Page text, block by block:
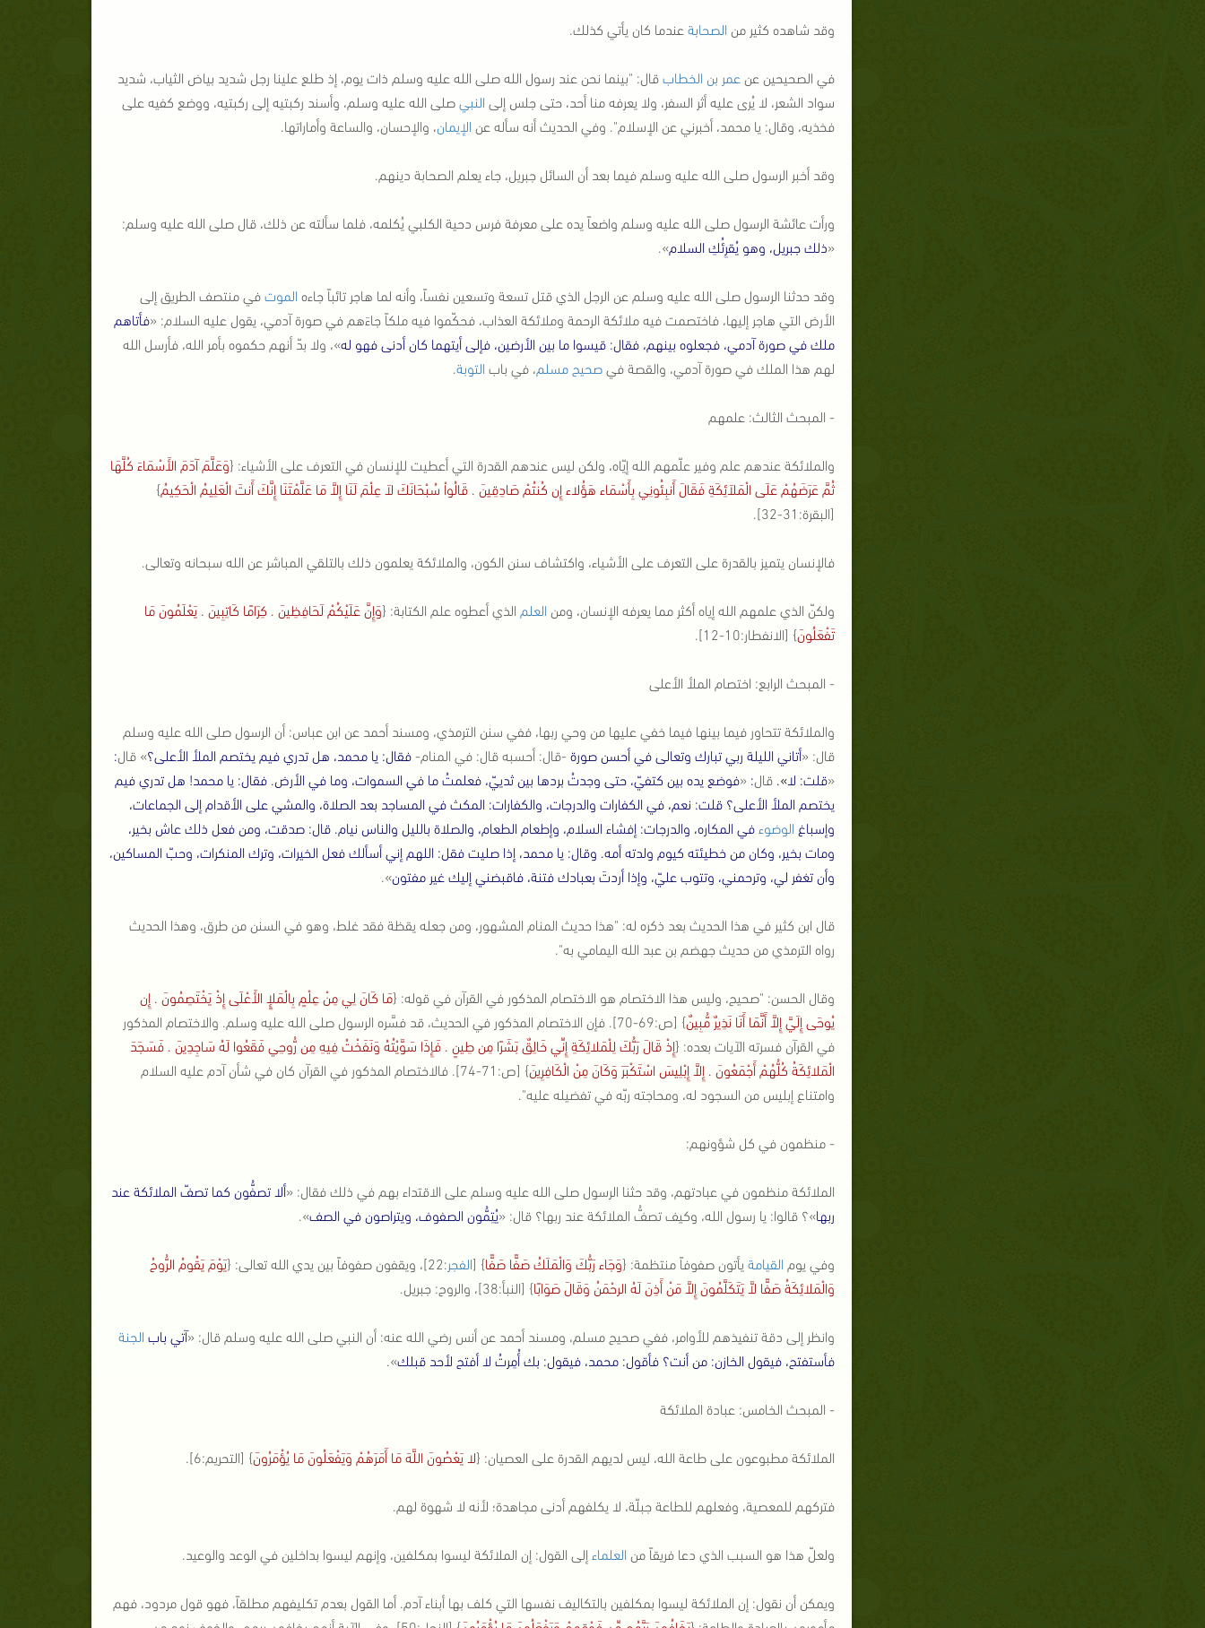
وقد شاهده كثير من الصحابة عندما كان يأتي كذلك.
في الصحيحين عن عمر بن الخطابقال: "بينما نحن عند رسول الله صلى الله عليه وسلم ذات يوم، إذ طلع علينا رجل شديد بياض الثياب، شديد
سواد الشعر، لا يُرى عليه أثر السفر، ولا يعرفه منا أحد، حتى جلس إلى النبيصلى الله عليه وسلم، وأسند ركبتيه إلى ركبتيه، ووضع كفيه على
فخذيه، وقال: يا محمد، أخبرني عن الإسلام". وفي الحديث أنه سأله عن الإيمان، والإحسان، والساعة وأماراتها.
وقد أخبر الرسول صلى الله عليه وسلم فيما بعد أن السائل جبريل، جاء يعلم الصحابة دينهم.
ورأت عائشة الرسول صلى الله عليه وسلم واضعاً يده على معرفة فرس دحية الكلبي يُكلمه، فلما سألته عن ذلك، قال صلى الله عليه وسلم:
«ذلك جبريل، وهو يُقرِئُكِ السلام».
وقد حدثنا الرسول صلى الله عليه وسلم عن الرجل الذي قتل تسعة وتسعين نفساً، وأنه لما هاجر تائباً جاءه الموتفي منتصف الطريق إلى
الأرض التي هاجر إليها، فاختصمت فيه ملائكة الرحمة وملائكة العذاب، فحكّموا فيه ملكاً جاءَهم في صورة آدمي، يقول عليه السلام: «فأتاهم
ملك في صورة آدمي، فجعلوه بينهم، فقال: قيسوا ما بين الأرضين، فإلى أيتهما كان أدنى فهو له»، ولا بدّ أنهم حكموه بأمر الله، فأرسل الله
لهم هذا الملك في صورة آدمي، والقصة فيصحيح مسلم، في باب التوبة.
- المبحث الثالث: علمهم
والملائكة عندهم علم وفير علّمهم الله إيّاه، ولكن ليس عندهم القدرة التي أعطيت للإنسان في التعرف على الأشياء: {وَعَلَّمَ آدَمَ الأَسْمَاءَ كُلَّهَا
ثُمَّ عَرَضَهُمْ عَلَى الْمَلاَئِكَةِ فَقَالَ أَنبِئُونِي بِأَسْمَاء هَؤُلاء إِن كُنتُمْ صَادِقِينَ . قَالُواْ سُبْحَانَكَ لاَ عِلْمَ لَنَا إِلاَّ مَا عَلَّمْتَنَا إِنَّكَ أَنتَ الْعَلِيمُ الْحَكِيمُ}
[البقرة:31-32].
فالإنسان يتميز بالقدرة على التعرف على الأشياء، واكتشاف سنن الكون، والملائكة يعلمون ذلك بالتلقي المباشر عن الله سبحانه وتعالى.
ولكنّ الذي علمهم الله إياه أكثر مما يعرفه الإنسان، ومن العلم الذي أعطوه علم الكتابة: {وَإِنَّ عَلَيْكُمْ لَحَافِظِينَ . كِرَامًا كَاتِبِينَ . يَعْلَمُونَ مَا
تَفْعَلُونَ} [الانفطار:10-12].
- المبحث الرابع: اختصام الملأ الأعلى
والملائكة تتحاور فيما بينها فيما خفي عليها من وحي ربها، ففي سنن الترمذي، ومسند أحمد عن ابن عباس: أن الرسول صلى الله عليه وسلم
قال: «أتاني الليلة ربي تبارك وتعالى في أحسن صورة -قال: أحسبه قال: في المنام- فقال: يا محمد، هل تدري فيم يختصم الملأ الأعلى؟» قال:
«قلت: لا»
. قال:
«فوضع يده بين كتفيّ، حتى وجدتُ بردها بين ثدييّ، فعلمتُ ما في السموات، وما في الأرض. فقال: يا محمد! هل تدري فيم
يختصم الملأ الأعلى؟ قلت: نعم، في الكفارات والدرجات، والكفارات: المكث في المساجد بعد الصلاة، والمشي على الأقدام إلى الجماعات،
وإسباغ الوضوء في المكاره، والدرجات: إفشاء السلام، وإطعام الطعام، والصلاة بالليل والناس نيام. قال: صدقت، ومن فعل ذلك عاش بخير،
ومات بخير، وكان من خطيئته كيوم ولدته أمه. وقال: يا محمد، إذا صليت فقل: اللهم إني أسألك فعل الخيرات، وترك المنكرات، وحبّ المساكين،
وأن تغفر لي، وترحمني، وتتوب عليّ، وإذا أردتَ بعبادك فتنة، فاقبضني إليك غير مفتون».
قال ابن كثير في هذا الحديث بعد ذكره له: "هذا حديث المنام المشهور، ومن جعله يقظة فقد غلط، وهو في السنن من طرق، وهذا الحديث
رواه الترمذي من حديث جهضم بن عبد الله اليمامي به".
وقال الحسن: "صحيح، وليس هذا الاختصام هو الاختصام المذكور في القرآن في قوله: {مَا كَانَ لِي مِنْ عِلْمٍ بِالْمَلإٍ الأَعْلَى إِذْ يَخْتَصِمُونَ . إِن
يُوحَى إِلَيَّ إِلاَّ أَنَّمَا أَنَا نَذِيرٌ مُّبِينٌ
} [ص:69-70]. فإن الاختصام المذكور في الحديث، قد فسَّره الرسول صلى الله عليه وسلم. والاختصام المذكور
في القرآن فسرته الآيات بعده: {إِذْ قَالَ رَبُّكَ لِلْمَلائِكَةِ إِنِّي خَالِقٌ بَشَرًا مِن طِينٍ . فَإِذَا سَوَّيْتُهُ وَنَفَخْتُ فِيهِ مِن رُّوحِي فَقَعُوا لَهُ سَاجِدِينَ . فَسَجَدَ
الْمَلائِكَةُ كُلُّهُمْ أَجْمَعُونَ . إِلاَّ إِبْلِيسَ اسْتَكْبَرَ وَكَانَ مِنْ الْكَافِرِينَ
} [ص:71-74]. فالاختصام المذكور في القرآن كان في شأن آدم عليه السلام
وامتناع إبليس من السجود له، ومحاجته ربّه في تفضيله عليه".
- منظمون في كل شؤونهم:
الملائكة منظمون في عبادتهم، وقد حثنا الرسول صلى الله عليه وسلم على الاقتداء بهم في ذلك فقال: «ألا تصفُّون كما تصفّ الملائكة عند
ربها»؟ قالوا: يا رسول الله، وكيف تصفُّ الملائكة عند ربها؟ قال: «يُتِمُّون الصفوف، ويتراصون في الصف».
وفي يوم القيامة يأتون صفوفاً منتظمة: {وَجَاء رَبُّكَ وَالْمَلَكُ صَفًّا صَفًّا} [الفجر:22]، ويقفون صفوفاً بين يدي الله تعالى: {
يَوْمَ يَقُومُ الرُّوحُ
وَالْمَلائِكَةُ صَفًّا لاَّ يَتَكَلَّمُونَ إِلاَّ مَنْ أَذِنَ لَهُ الرحْمَنُ وَقَالَ صَوَابًا} [النبأ:38]، والروح: جبريل.
وانظر إلى دقة تنفيذهم للأوامر، ففي صحيح مسلم، ومسند أحمد عن أنس رضي الله عنه: أن النبي صلى الله عليه وسلم قال: «آتي باب الجنة
فأستفتح، فيقول الخازن: من أنت؟ فأقول: محمد، فيقول: بك أُمِرتُ لا أفتح لأحد قبلك».
- المبحث الخامس: عبادة الملائكة
الملائكة مطبوعون على طاعة الله، ليس لديهم القدرة على العصيان: {لا يَعْصُونَ اللَّهَ مَا أَمَرَهُمْ وَيَفْعَلُونَ مَا يُؤْمَرُونَ} [التحريم:6].
فتركهم للمعصية، وفعلهم للطاعة جبلّة، لا يكلفهم أدنى مجاهدة؛ لأنه لا شهوة لهم.
ولعلّ هذا هو السبب الذي دعا فريقاً من العلماء إلى القول: إن الملائكة ليسوا بمكلفين، وإنهم ليسوا بداخلين في الوعد والوعيد.
ويمكن أن نقول: إن الملائكة ليسوا بمكلفين بالتكاليف نفسها التي كلف بها أبناء آدم. أما القول بعدم تكليفهم مطلقاً، فهو قول مردود، فهم